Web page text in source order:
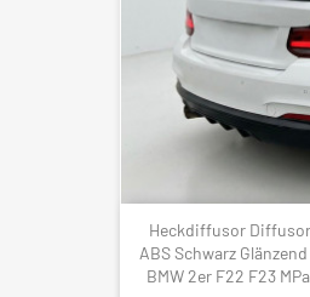
Heckdiffusor
ABS Schwarz
BMW 2er F22 F23